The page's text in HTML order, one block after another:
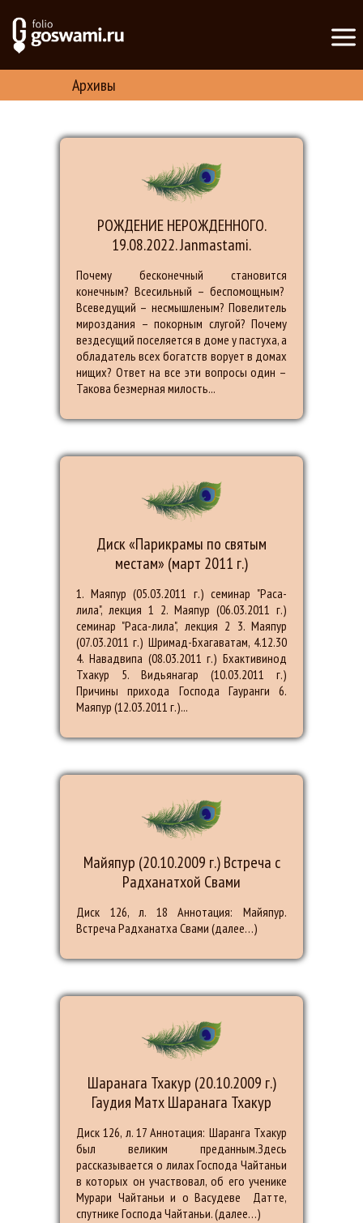
Архивы
РОЖДЕНИЕ НЕРОЖДЕННОГО.
19.08.2022. Janmastami.
Почему бесконечный становится
конечным? Всесильный – беспомощным?
Всеведущий – несмышленым? Повелитель
мироздания – покорным слугой? Почему
вездесущий поселяется в доме у пастуха, а
обладатель всех богатств ворует в домах
нищих? Ответ на все эти вопросы один –
Такова безмерная милость...
Диск «Парикрамы по святым
местам» (март 2011 г.)
1. Маяпур (05.03.2011 г.) семинар "Раса-
лила", лекция 1 2. Маяпур (06.03.2011 г.)
семинар "Раса-лила", лекция 2 3. Маяпур
(07.03.2011 г.) Шримад-Бхагаватам, 4.12.30
4. Навадвипа (08.03.2011 г.) Бхактивинод
Тхакур 5. Видьянагар (10.03.2011 г.)
Причины прихода Господа Гауранги 6.
Маяпур (12.03.2011 г.)...
Майяпур (20.10.2009 г.) Встреча с
Радханатхой Свами
Диск 126, л. 18 Аннотация: Майяпур.
Встреча Радханатха Свами (далее…)
Шаранага Тхакур (20.10.2009 г.)
Гаудия Матх Шаранага Тхакур
Диск 126, л. 17 Аннотация: Шаранга Тхакур
был великим преданным.Здесь
рассказывается о лилах Господа Чайтаньи
в которых он участвовал, об его ученике
Мурари Чайтаньи и о Васудеве Датте,
спутнике Господа Чайтаньи. (далее…)